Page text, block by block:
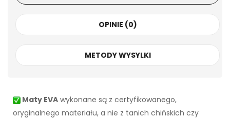
OPINIE (0)
METODY WYSYLKI
Maty EVA wykonane są z certyfikowanego,
oryginalnego materiału, a nie z tanich chińskich czy